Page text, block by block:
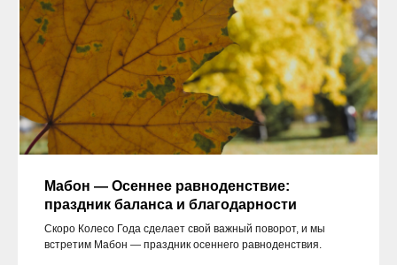
Мабон — Осеннее равноденствие:
праздник баланса и благодарности
Скоро Колесо Года сделает свой важный поворот, и мы
встретим Мабон — праздник осеннего равноденствия.